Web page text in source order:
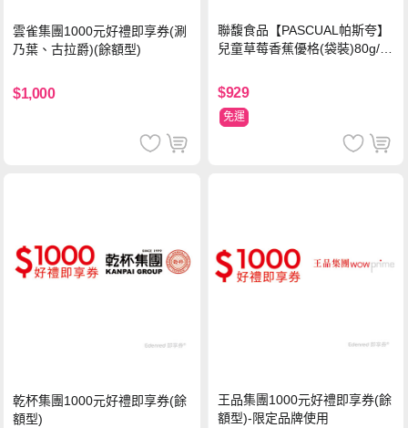
雲雀集團1000元好禮即享券(涮
乃葉、古拉爵)(餘額型)
$1,000
聯馥食品【PASCUAL帕斯夸】
兒童草莓香蕉優格(袋裝)80g/袋
$929
免運
乾杯集團1000元好禮即享券(餘
額型)
王品集團1000元好禮即享券(餘
額型)-限定品牌使用